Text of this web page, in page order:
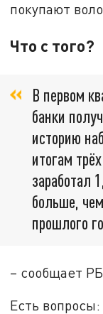
покупают
Что с того?
В первом
банки
историю
итогам
заработал
больше,
прошлого
– сообщает
Есть